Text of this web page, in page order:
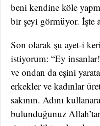
beni kendine köle
bir şeyi görmüyor. İşte
Son olarak şu ayet-i
istiyorum: “Ey
ve ondan da eşini
erkekler ve kadınlar
sakının. Adını
bulunduğunuz